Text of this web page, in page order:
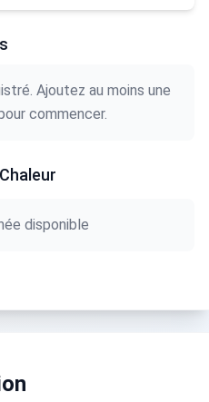
Ajoutez au moins une
commencer.
disponible